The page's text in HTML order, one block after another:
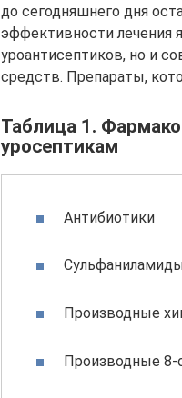
до сегодняшнего дня
эффективности лечения
уроантисептиков, но и
средств. Препараты,
Таблица 1.
уросептикам
Антибиотики
Производные
Производные 8-